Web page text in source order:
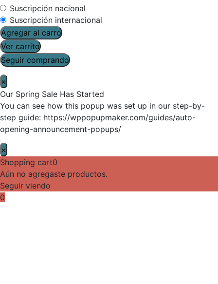
Suscripción nacional
Suscripción internacional
Agregar al carro
Ver carrito
Seguir comprando
×
Our Spring Sale Has Started
You can see how this popup was set up in our step-by-
step guide: https://wppopupmaker.com/guides/auto-
opening-announcement-popups/
×
Shopping cart0
Aún no agregaste productos.
Seguir viendo
0